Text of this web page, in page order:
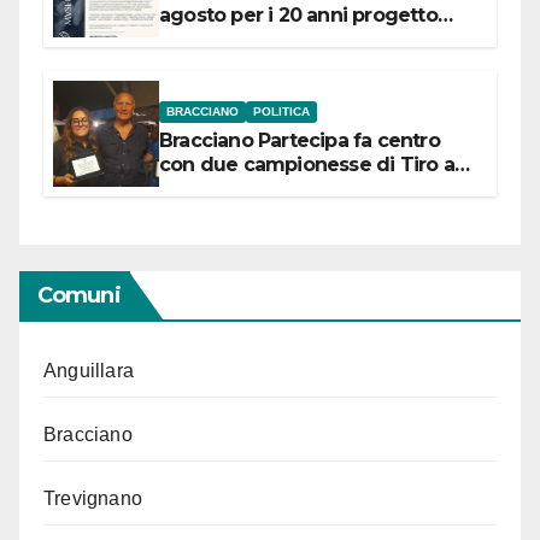
agosto per i 20 anni progetto
BRACCIANO POLITICA
Bracciano Partecipa fa centro
con due campionesse di Tiro a
Comuni
Anguillara
Bracciano
Trevignano